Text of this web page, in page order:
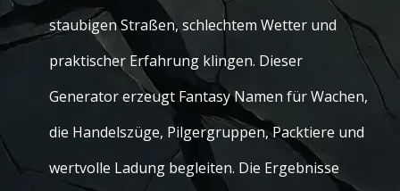
staubigen Straßen, schlechtem Wetter und
praktischer Erfahrung klingen. Dieser
Generator erzeugt Fantasy Namen für Wachen,
die Handelszüge, Pilgergruppen, Packtiere und
wertvolle Ladung begleiten. Die Ergebnisse